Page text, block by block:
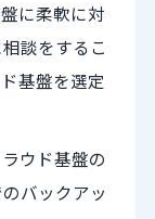
に柔軟に対
談をするこ
基盤を選定
ウド基盤の
バックアッ